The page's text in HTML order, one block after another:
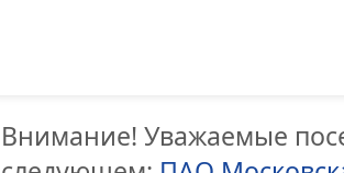
Внимание! Уважаемые